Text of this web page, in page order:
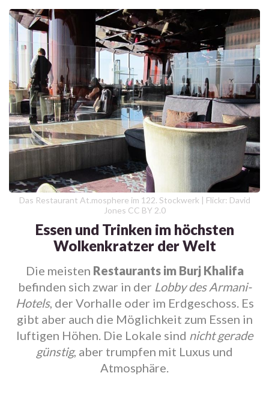
Das Restaurant At.mosphere im 122. Stockwerk | Flickr: David
Jones CC BY 2.0
Essen und Trinken im höchsten
Wolkenkratzer der Welt
Die meisten Restaurants im Burj Khalifa
befinden sich zwar in der Lobby des Armani-
Hotels, der Vorhalle oder im Erdgeschoss. Es
gibt aber auch die Möglichkeit zum Essen in
luftigen Höhen. Die Lokale sind nicht gerade
günstig, aber trumpfen mit Luxus und
Atmosphäre.